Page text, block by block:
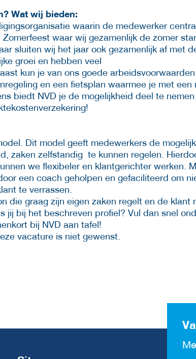
Wat wij bieden:
waarin de medewerker
waar wij gezamenlijk de zomer
sluiten wij het jaar ook gezamenlijk af met
groei en hebben veel
kun je van ons goede
en een fietsplan waarmee je met een
biedt NVD je de mogelijkheid deel te
Dit model geeft medewerkers de
zaken zelfstandig te kunnen regelen.
we flexibeler en klantgerichter werken.
een coach geholpen en gefaciliteerd om
te verrassen.
die graag zijn eigen zaken regelt en de klant
jij bij het beschreven profiel? Vul dan snel
bij NVD aan tafel!
vacature is niet gewenst.